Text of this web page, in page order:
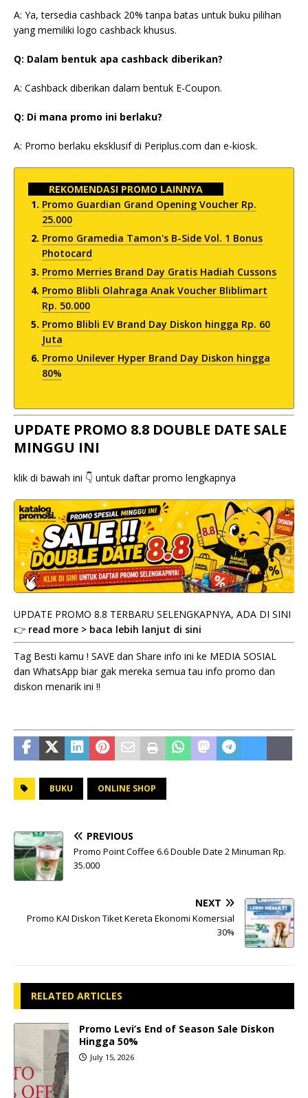
A: Ya, tersedia cashback 20% tanpa batas untuk buku pilihan
yang memiliki logo cashback khusus.
Q: Dalam bentuk apa cashback diberikan?
A: Cashback diberikan dalam bentuk E-Coupon.
Q: Di mana promo ini berlaku?
A: Promo berlaku eksklusif di Periplus.com dan e-kiosk.
REKOMENDASI PROMO LAINNYA
Promo Guardian Grand Opening Voucher Rp.
25.000
Promo Gramedia Tamon's B-Side Vol. 1 Bonus
Photocard
Promo Merries Brand Day Gratis Hadiah Cussons
Promo Blibli Olahraga Anak Voucher Bliblimart
Rp. 50.000
Promo Blibli EV Brand Day Diskon hingga Rp. 60
Juta
Promo Unilever Hyper Brand Day Diskon hingga
80%
UPDATE PROMO 8.8 DOUBLE DATE SALE
MINGGU INI
klik di bawah ini 👇 untuk daftar promo lengkapnya
UPDATE PROMO 8.8 TERBARU SELENGKAPNYA, ADA DI SINI
👉 read more > baca lebih lanjut di sini
Tag Besti kamu ! SAVE dan Share info ini ke MEDIA SOSIAL
dan WhatsApp biar gak mereka semua tau info promo dan
diskon menarik ini !!
BUKU ONLINE SHOP
PREVIOUS
Promo Point Coffee 6.6 Double Date 2 Minuman Rp.
35.000
NEXT
Promo KAI Diskon Tiket Kereta Ekonomi Komersial
30%
RELATED ARTICLES
Promo Levi’s End of Season Sale Diskon
Hingga 50%
July 15, 2026